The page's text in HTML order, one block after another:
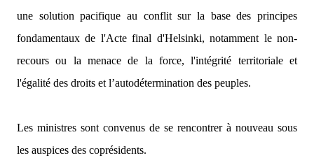
une solution pacifique au conflit sur la base des principes
fondamentaux de l'Acte final d'Helsinki, notamment le non-
recours ou la menace de la force, l'intégrité territoriale et
l'égalité des droits et l’autodétermination des peuples.
Les ministres sont convenus de se rencontrer à nouveau sous
les auspices des coprésidents.